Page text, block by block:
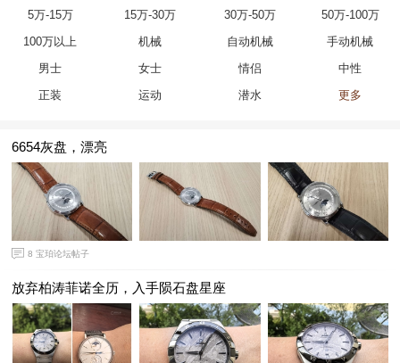
宝珀五十噚系列
5000A-0640-O52A
¥114500
宝珀经典系列
6654N-3642-55B
¥254500
宝珀五十噚系列
5200-0153-B52A（极光绿）
¥147500
5万-15万 15万-30万 30万-50万
50万-100万
100万以上
机械 自动机械
手动机械
男士
女士 情侣
中性
正装
运动 潜水 更多
6654灰盘，漂亮
8 宝珀论坛帖子
放弃柏涛菲诺全历，入手陨石盘星座